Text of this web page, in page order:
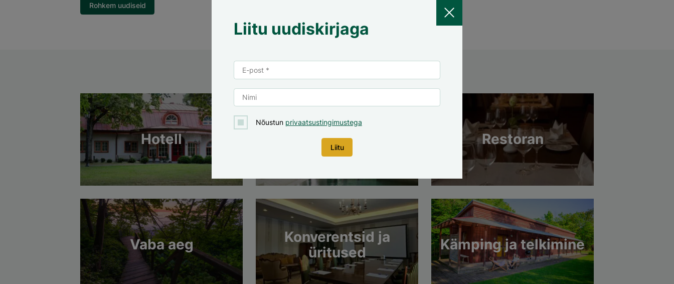
Rohkem uudiseid
Hotell Spaa Restoran
Vaba aeg
Konverentsid ja
üritused
Kämping ja telkimine
Liitu uudiskirjaga
Nõustun privaatsustingimustega